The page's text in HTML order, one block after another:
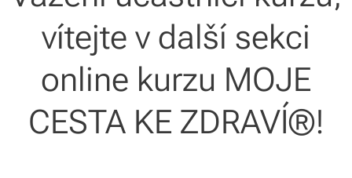
vítejte v další sekci
online kurzu MOJE
CESTA KE ZDRAVÍ®!